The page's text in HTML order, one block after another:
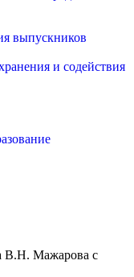
выпускников
и содействия
В.Н. Мажарова с